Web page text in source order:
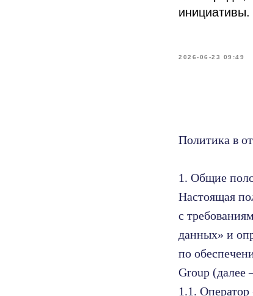
инициативы.
2026-06-23 09:49
Политика в
1. Общие
Настоящая
с
данных» и
по
Group
1.1.